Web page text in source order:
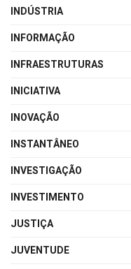
INDÚSTRIA
INFORMAÇÃO
INFRAESTRUTURAS
INICIATIVA
INOVAÇÃO
INSTANTÂNEO
INVESTIGAÇÃO
INVESTIMENTO
JUSTIÇA
JUVENTUDE